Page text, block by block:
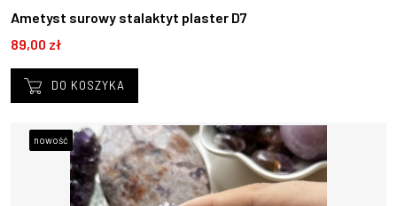
Ametyst surowy stalaktyt plaster D7
89,00 zł
DO KOSZYKA
nowość